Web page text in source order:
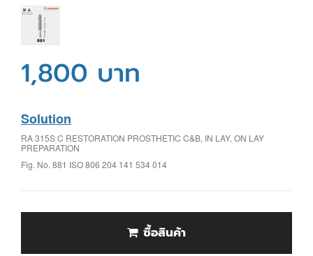
1,800 บาท
Solution
RA 315S C RESTORATION PROSTHETIC C&B, IN LAY, ON LAY
PREPARATION
Fig. No. 881 ISO 806 204 141 534 014
ซื้อสินค้า